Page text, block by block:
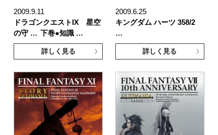
2009.9.11
ドラゴンクエストIX 星空
の守 … 下巻●知識 …
詳しく見る
2009.6.25
キングダム ハーツ 358/2
…
詳しく見る